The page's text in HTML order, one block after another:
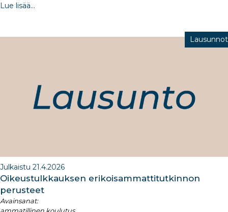
Lue lisää...
Lausunnot
Julkaistu 21.4.2026
​Oikeustulkkauksen erikoisammattitutkinnon
perusteet
Avainsanat:
ammatillinen koulutus